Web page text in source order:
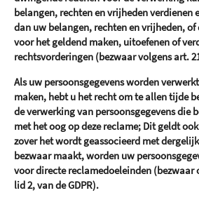
belangen, rechten en vrijheden verdienen
dan uw belangen, rechten en vrijheden,
voor het geldend maken, uitoefenen of
rechtsvorderingen (bezwaar volgens art.
Als uw persoonsgegevens worden
maken, hebt u het recht om te allen tijde
de verwerking van persoonsgegevens die
met het oog op deze reclame; Dit geldt
zover het wordt geassocieerd met
bezwaar maakt, worden uw
voor directe reclamedoeleinden (bezwaar
lid 2, van de GDPR).